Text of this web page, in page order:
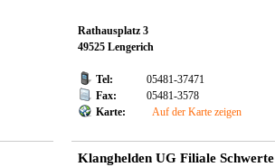
Rathausplatz 3
49525 Lengerich
Tel:
05481-37471
Fax:
05481-3578
Karte:
Auf der Karte zeigen
Klanghelden UG Filiale Schwerte